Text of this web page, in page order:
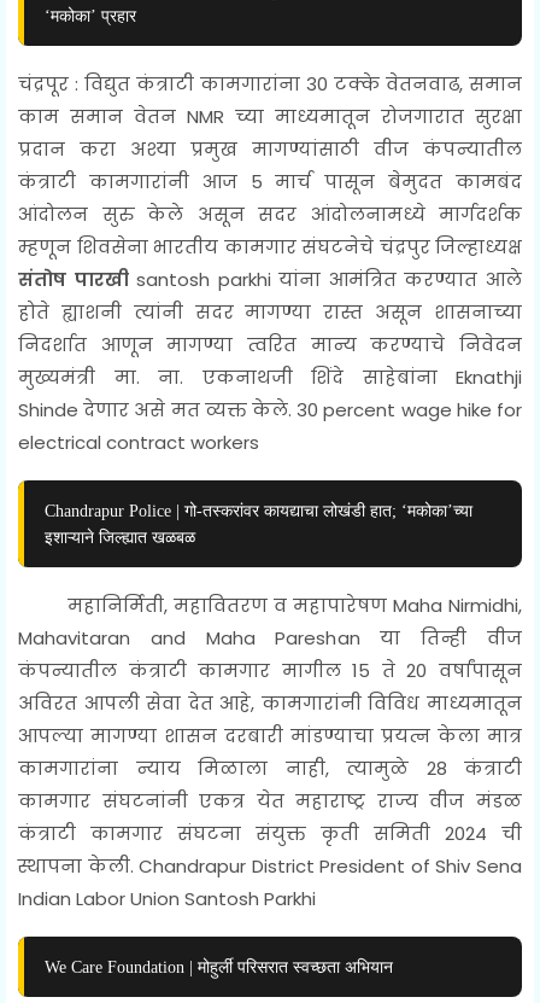
‘मकोका’ प्रहार
चंद्रपूर : विद्युत कंत्राटी कामगारांना 30 टक्के वेतनवाढ, समान
काम समान वेतन NMR च्या माध्यमातून रोजगारात सुरक्षा
प्रदान करा अश्या प्रमुख मागण्यांसाठी वीज कंपन्यातील
कंत्राटी कामगारांनी आज 5 मार्च पासून बेमुदत कामबंद
आंदोलन सुरु केले असून सदर आंदोलनामध्ये मार्गदर्शक
म्हणून शिवसेना भारतीय कामगार संघटनेचे चंद्रपुर जिल्हाध्यक्ष
संतोष पारखीsantosh parkhi यांना आमंत्रित करण्यात आले
होते ह्याशनी त्यांनी सदर मागण्या रास्त असून शासनाच्या
निदर्शात आणून मागण्या त्वरित मान्य करण्याचे निवेदन
मुख्यमंत्री मा. ना. एकनाथजी शिंदे साहेबांना Eknathji
Shinde देणार असे मत व्यक्त केले.30 percent wage hike for
electrical contract workers
Chandrapur Police | गो-तस्करांवर कायद्याचा लोखंडी हात; ‘मकोका’च्या
इशाऱ्याने जिल्ह्यात खळबळ
महानिर्मिती, महावितरण व महापारेषण Maha Nirmidhi,
Mahavitaran and Maha Pareshan या तिन्ही वीज
कंपन्यातील कंत्राटी कामगार मागील 15 ते 20 वर्षांपासून
अविरत आपली सेवा देत आहे, कामगारांनी विविध माध्यमातून
आपल्या मागण्या शासन दरबारी मांडण्याचा प्रयत्न केला मात्र
कामगारांना न्याय मिळाला नाही, त्यामुळे 28 कंत्राटी
कामगार संघटनांनी एकत्र येत महाराष्ट्र राज्य वीज मंडळ
कंत्राटी कामगार संघटना संयुक्त कृती समिती 2024 ची
स्थापना केली.Chandrapur District President of Shiv Sena
Indian Labor Union Santosh Parkhi
We Care Foundation | मोहुर्ली परिसरात स्वच्छता अभियान